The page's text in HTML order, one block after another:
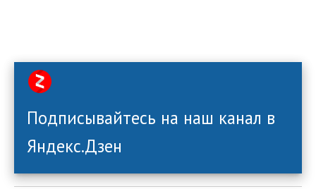
Подписывайтесь на наш канал в
Яндекс.Дзен